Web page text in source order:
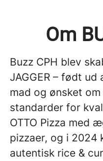
Om
Buzz CPH blev
JAGGER – født
mad og ønsket
standarder for
OTTO Pizza med
pizzaer, og i 2024
autentisk rice &